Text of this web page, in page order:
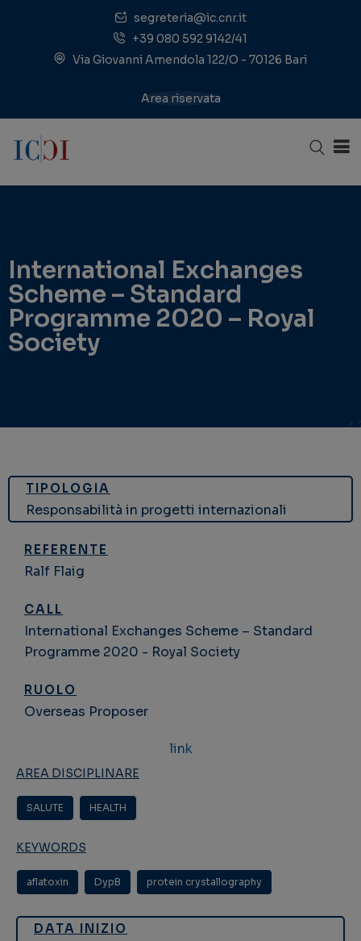
segreteria@ic.cnr.it
+39 080 592 9142/41
Via Giovanni Amendola 122/O - 70126 Bari
Area riservata
International Exchanges
Scheme – Standard
Programme 2020 – Royal
Society
TIPOLOGIA
Responsabilità in progetti internazionali
REFERENTE
Ralf Flaig
CALL
International Exchanges Scheme – Standard
Programme 2020 - Royal Society
RUOLO
Overseas Proposer
link
AREA DISCIPLINARE
SALUTE HEALTH
KEYWORDS
aflatoxin DypB protein crystallography
DATA INIZIO